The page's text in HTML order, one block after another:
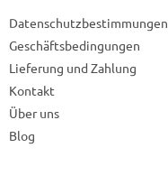
Datenschutzbestimmungen
Geschäftsbedingungen
Lieferung und Zahlung
Kontakt
Über uns
Blog